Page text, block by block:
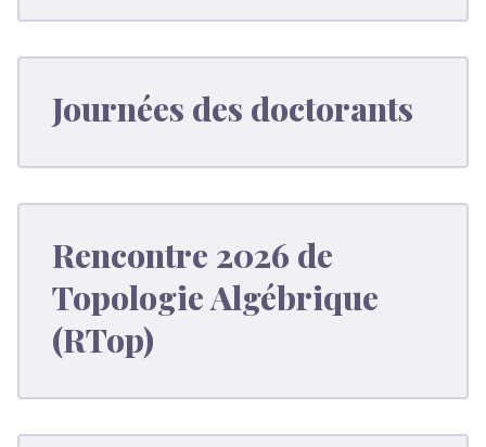
Journées des doctorants
Rencontre 2026 de
Topologie Algébrique
(RTop)